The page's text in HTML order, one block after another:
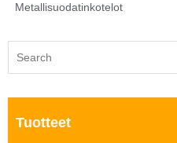
Metallisuodatinkotelot
Tuotteet